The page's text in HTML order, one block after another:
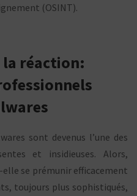
(OSINT).
la réaction:
sont devenus l’une des
et insidieuses. Alors,
se prémunir efficacement
toujours plus sophistiqués,